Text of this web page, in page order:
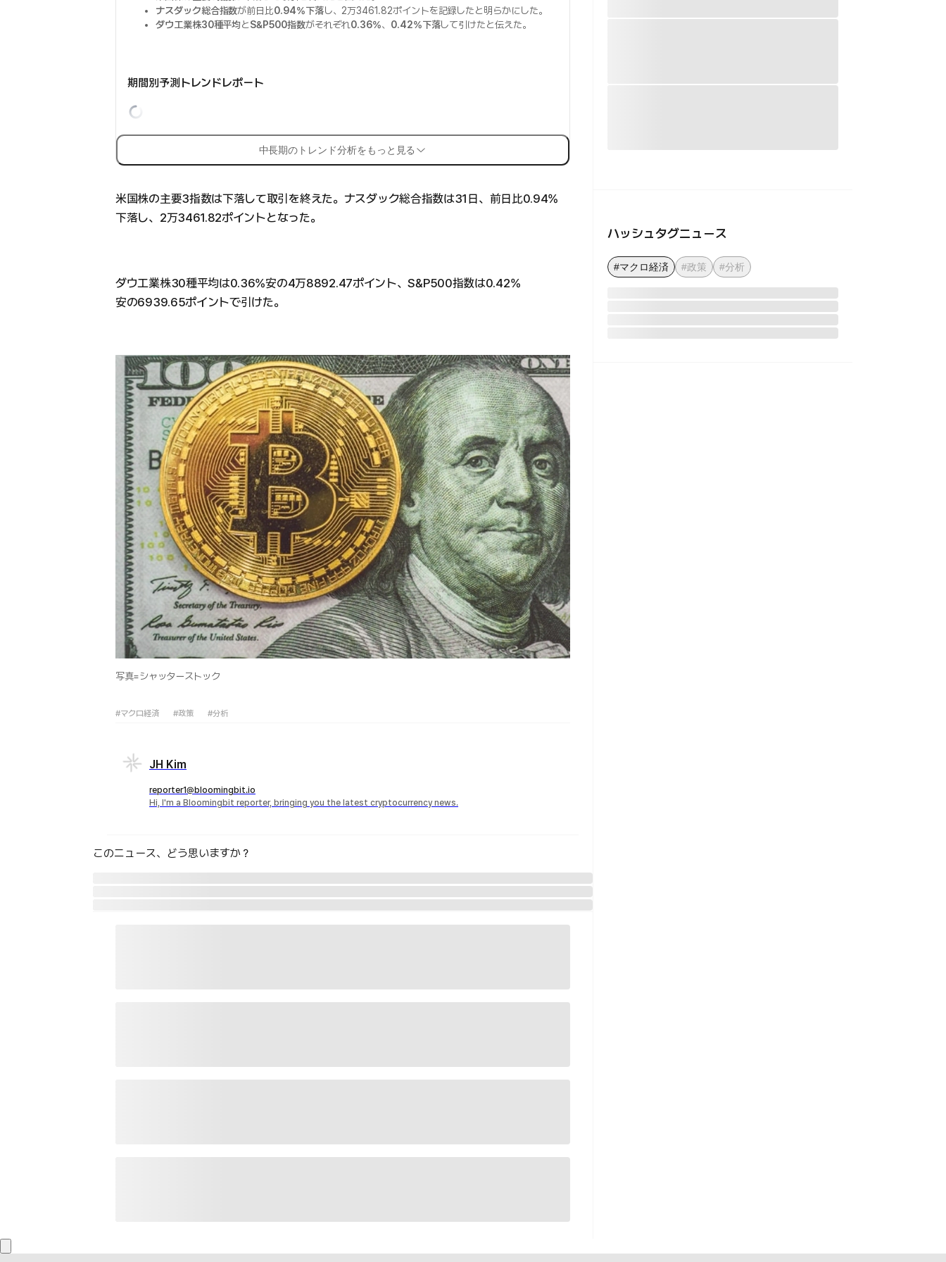
ナスダック総合指数が前日比0.94%下落し、2万3461.82ポイントを記録したと明らかにした。
ダウ工業株30種平均とS&P500指数がそれぞれ 0.36%、 0.42%下落して引けたと伝えた。
期間別予測トレンドレポート
中長期のトレンド分析をもっと見る
米国株の主要3指数は下落して取引を終えた。ナスダック総合指数は31日、前日比0.94%
下落し、2万3461.82ポイントとなった。
ダウ工業株30種平均は0.36%安の4万8892.47ポイント、S&P500指数は0.42%
安の6939.65ポイントで引けた。
写真=シャッターストック
#マクロ経済 #政策 #分析
JH Kim
reporter1@bloomingbit.io
Hi, I'm a Bloomingbit reporter, bringing you the latest cryptocurrency news.
このニュース、どう思いますか？
ハッシュタグニュース
#マクロ経済 #政策 #分析